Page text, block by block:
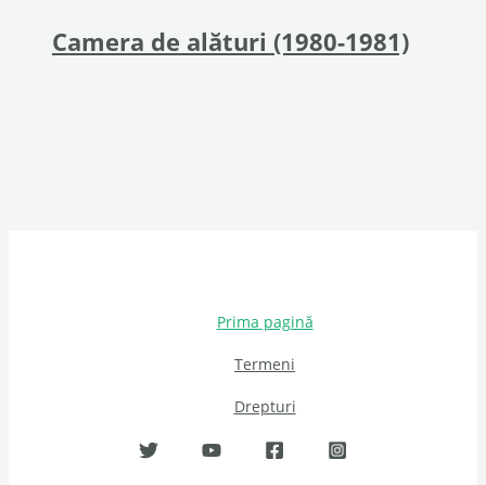
Camera de alături (1980-1981)
Prima pagină
Termeni
Drepturi